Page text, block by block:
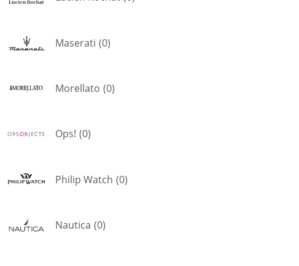
Maserati (0)
Morellato (0)
Ops! (0)
Philip Watch (0)
Nautica (0)